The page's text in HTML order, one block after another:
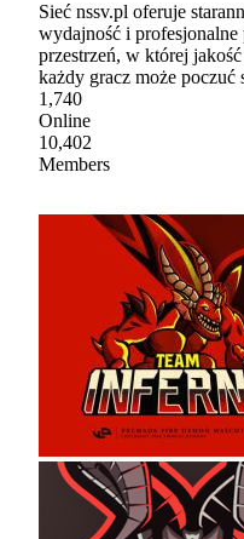
Sieć nssv.pl oferuje
wydajność i
przestrzeń, w której
każdy gracz może poczuć
1,740
Online
10,402
Members